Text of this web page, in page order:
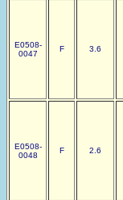
E0508-
0047
F 3.6
E0508-
0048
F 2.6